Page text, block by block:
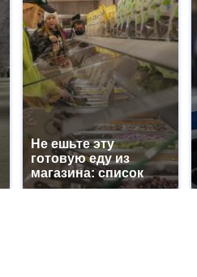
Не ешьте эту
готовую еду из
магазина: список